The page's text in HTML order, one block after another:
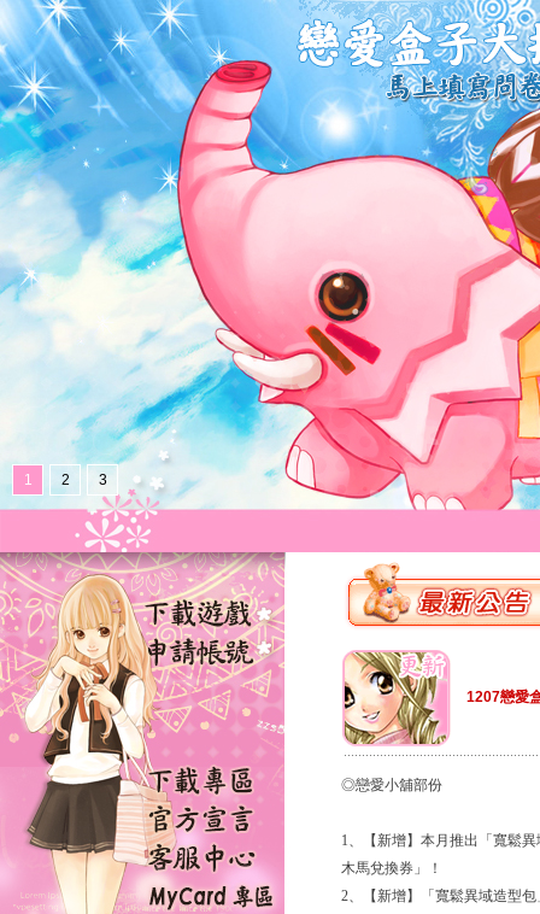
1 2 3
1207戀愛
◎戀愛小舖部份
1、【新增】本月推出「寬鬆
木馬兌換券」！
2、【新增】「寬鬆異域造型